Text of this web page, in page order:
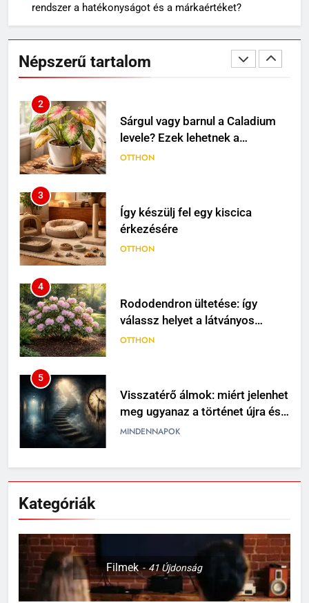
rendszer a hatékonyságot és a márkaértéket?
Népszerű tartalom
2
Sárgul vagy barnul a Caladium
levele? Ezek lehetnek a
leggyakoribb okok
OTTHON
3
Így készülj fel egy kiscica
4
Rododendron ültetése: így
virágzáshoz
5
Visszatérő álmok: miért jelenhet
újra?
6
Travertin burkolat időtállósága,
7
VÁSÁRLÁS
8
Miket ültess napos kertbe?
Kategóriák
Filmek 41Újdonság